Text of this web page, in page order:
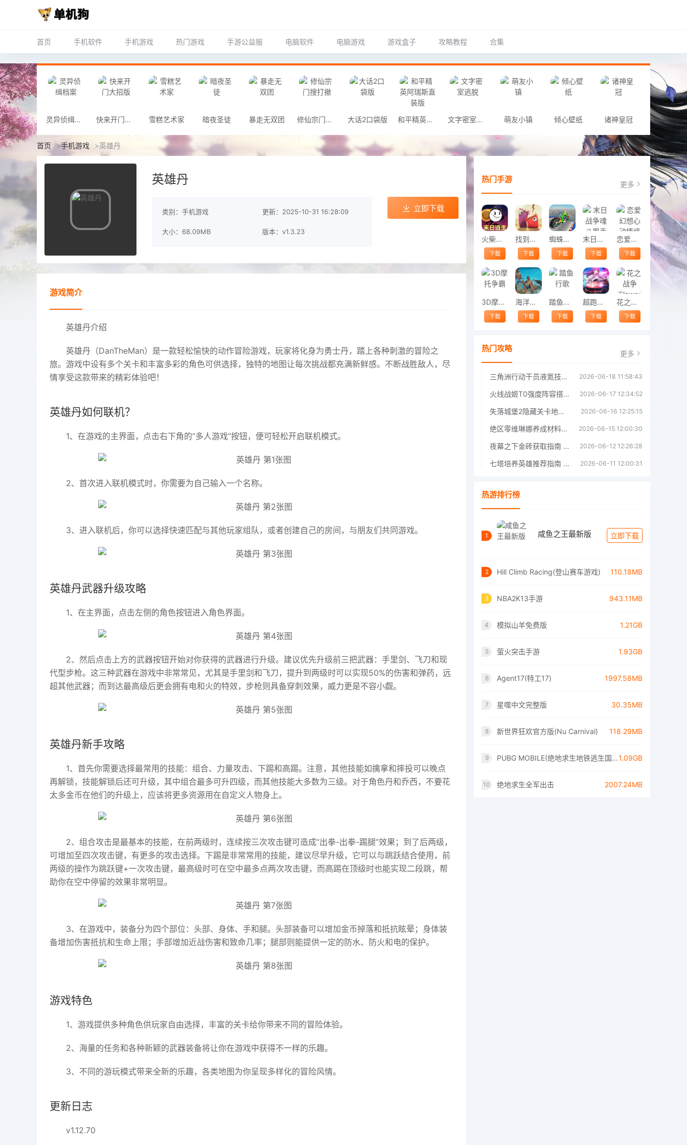
首页 手机软件 手机游戏 热门游戏 手游公益服 电脑软件 电脑游戏 游戏盒子 攻略教程 合集
灵异侦缉档案 快来开门大招版 雪糕艺术家 暗夜圣徒 暴走无双团 修仙宗门搜打撤 大话2口袋版 和平精英阿瑞斯直装版 文字密室逃脱 萌友小镇 倾心壁纸 诸神皇冠
首页 >手机游戏 >英雄丹
英雄丹
类别：手机游戏 更新：2025-10-31 16:28:09
大小：68.09MB 版本：v1.3.23
立即下载
游戏简介
英雄丹介绍
英雄丹（DanTheMan）是一款轻松愉快的动作冒险游戏，玩家将化身为勇士丹，踏上各种刺激的冒险之
旅。游戏中设有多个关卡和丰富多彩的角色可供选择，独特的地图让每次挑战都充满新鲜感。不断战胜敌人，尽
情享受这款带来的精彩体验吧！
英雄丹如何联机？
1、在游戏的主界面，点击右下角的“多人游戏”按钮，便可轻松开启联机模式。
2、首次进入联机模式时，你需要为自己输入一个名称。
3、进入联机后，你可以选择快速匹配与其他玩家组队，或者创建自己的房间，与朋友们共同游戏。
英雄丹武器升级攻略
1、在主界面，点击左侧的角色按钮进入角色界面。
2、然后点击上方的武器按钮开始对你获得的武器进行升级。建议优先升级前三把武器：手里剑、飞刀和现
代型步枪。这三种武器在游戏中非常常见，尤其是手里剑和飞刀，提升到两级时可以实现50%的伤害和弹药，远
超其他武器；而到达最高级后更会拥有电和火的特效，步枪则具备穿刺效果，威力更是不容小觑。
英雄丹新手攻略
1、首先你需要选择最常用的技能：组合、力量攻击、下踢和高踢。注意，其他技能如擒拿和摔投可以晚点
再解锁，技能解锁后还可升级，其中组合最多可升四级，而其他技能大多数为三级。对于角色丹和乔西，不要花
太多金币在他们的升级上，应该将更多资源用在自定义人物身上。
2、组合攻击是最基本的技能，在前两级时，连续按三次攻击键可造成“出拳-出拳-踢腿”效果；到了后两级，
可增加至四次攻击键，有更多的攻击选择。下踢是非常常用的技能，建议尽早升级，它可以与跳跃结合使用，前
两级的操作为跳跃键+一次攻击键，最高级时可在空中最多点两次攻击键，而高踢在顶级时也能实现二段跳，帮
助你在空中停留的效果非常明显。
3、在游戏中，装备分为四个部位：头部、身体、手和腿。头部装备可以增加金币掉落和抵抗眩晕；身体装
备增加伤害抵抗和生命上限；手部增加近战伤害和致命几率；腿部则能提供一定的防水、防火和电的保护。
游戏特色
1、游戏提供多种角色供玩家自由选择，丰富的关卡给你带来不同的冒险体验。
2、海量的任务和各种新颖的武器装备将让你在游戏中获得不一样的乐趣。
3、不同的游玩模式带来全新的乐趣，各类地图为你呈现多样化的冒险风情。
更新日志
v1.12.70
热门手游 更多
火柴人末日逃生最新版
下载
找到萨曼莎手机版
下载
蜘蛛侠摩托特技驾驶模拟器
下载
末日战争魂斗罗手机版
下载
恋爱幻想心动情缘最新版
下载
3D摩托争霸
下载
海洋求生大作战手机版
下载
踏鱼行歌
下载
超跑女神手游
下载
花之战争(FlowerWarfare)
下载
热门攻略 更多
三角洲行动干员液氮技能效果详解 三角洲行动干员液氮技能介绍 2026-06-18 11:58:43
火线战姬T0强度阵容搭配推荐 火线战姬T0强度阵容哪个好 2026-06-17 12:34:52
失落城堡2隐藏关卡地图解锁指南 2026-06-16 12:25:15
绝区零维琳娜养成材料汇总指南 2026-06-15 12:00:30
夜幕之下金砖获取指南 夜幕之下金砖获取方法 2026-06-12 12:26:28
七塔培养英雄推荐指南 七塔培养哪个英雄好 2026-06-11 12:00:31
热游排行榜
1 咸鱼之王最新版 立即下载
2 Hill Climb Racing(登山赛车游戏) 110.18MB
3 NBA2K13手游 943.11MB
4 模拟山羊免费版 1.21GB
5 萤火突击手游 1.93GB
6 Agent17(特工17) 1997.58MB
7 星噬中文完整版 30.35MB
8 新世界狂欢官方版(Nu Carnival) 118.29MB
9 PUBG MOBILE(绝地求生地铁逃生国际服)1.09GB
10 绝地求生全军出击 2007.24MB